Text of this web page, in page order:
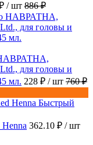
/ шт 886 ₽
НАВРАТНА,
для головы и
мл. 228 ₽ / шт 760 ₽
Быстрый
362.10 ₽ / шт